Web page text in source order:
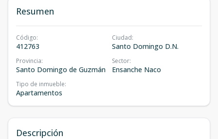
Resumen
Código:
412763
Ciudad:
Santo Domingo D.N.
Provincia:
Santo Domingo de Guzmán
Sector:
Ensanche Naco
Tipo de inmueble:
Apartamentos
Descripción